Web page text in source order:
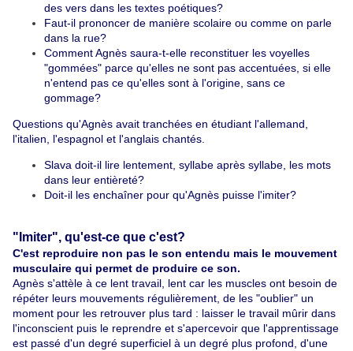
des vers dans les textes poétiques?
Faut-il prononcer de manière scolaire ou comme on parle
dans la rue?
Comment Agnès saura-t-elle reconstituer les voyelles
"gommées" parce qu'elles ne sont pas accentuées, si elle
n'entend pas ce qu'elles sont à l'origine, sans ce
gommage?
Questions qu'Agnès avait tranchées en étudiant l'allemand,
l'italien, l'espagnol et l'anglais chantés.
Slava doit-il lire lentement, syllabe après syllabe, les mots
dans leur entièreté?
Doit-il les enchaîner pour qu'Agnès puisse l'imiter?
"Imiter", qu'est-ce que c'est?
C'est reproduire non pas le son entendu mais le mouvement
musculaire qui permet de produire ce son.
Agnès s'attèle à ce lent travail, lent car les muscles ont besoin de
répéter leurs mouvements régulièrement, de les "oublier" un
moment pour les retrouver plus tard : laisser le travail mûrir dans
l'inconscient puis le reprendre et s'apercevoir que l'apprentissage
est passé d'un degré superficiel à un degré plus profond, d'une